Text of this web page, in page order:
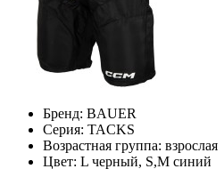
Бренд: BAUER
Серия: TACKS
Возрастная группа: взрослая
Цвет: L черный, S,M синий